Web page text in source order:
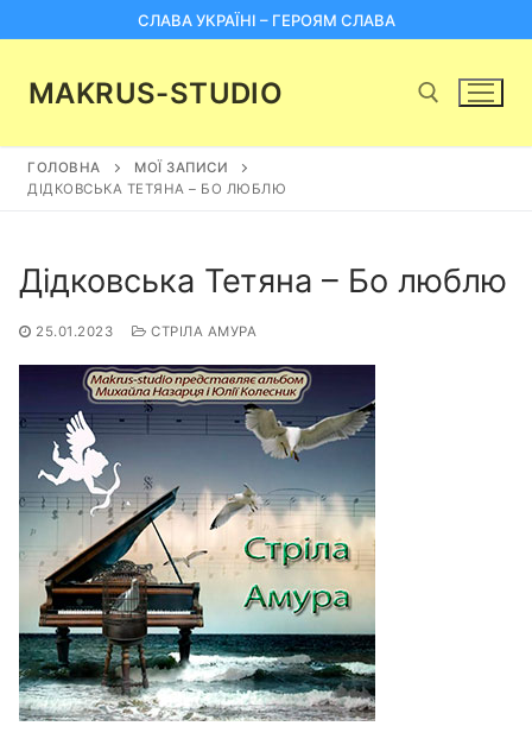
до
СЛАВА УКРАЇНІ – ГЕРОЯМ СЛАВА
MAKRUS-STUDIO
Пошук:
ГОЛОВНА
МОЇ ЗАПИСИ
ДІДКОВСЬКА ТЕТЯНА – БО ЛЮБЛЮ
Дідковська Тетяна – Бо люблю
25.01.2023 СТРІЛА АМУРА